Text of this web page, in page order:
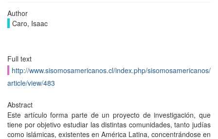
Author
Caro, Isaac
Full text
http://www.sisomosamericanos.cl/index.php/sisomosamericanos/
article/view/483
Abstract
Este artículo forma parte de un proyecto de investigación, que
tiene por objetivo estudiar las distintas comunidades, tanto judías
como islámicas, existentes en América Latina, concentrándose en